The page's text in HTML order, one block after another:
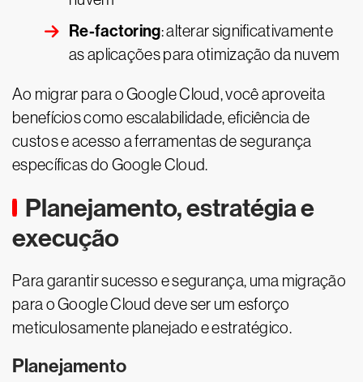
Re-factoring: alterar significativamente
as aplicações para otimização da nuvem
Ao migrar para o Google Cloud, você aproveita
benefícios como escalabilidade, eficiência de
custos e acesso a ferramentas de segurança
específicas do Google Cloud.
Planejamento, estratégia e
execução
Para garantir sucesso e segurança, uma migração
para o Google Cloud deve ser um esforço
meticulosamente planejado e estratégico.
Planejamento